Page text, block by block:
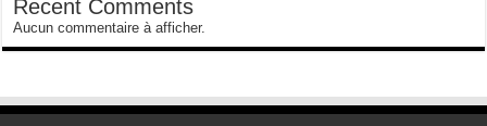
Recent Comments
Aucun commentaire à afficher.